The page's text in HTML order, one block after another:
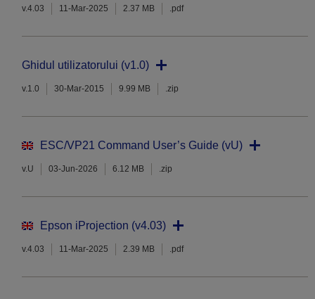
v.4.03 11-Mar-2025 2.37 MB .pdf
Ghidul utilizatorului (v1.0)
v.1.0 30-Mar-2015 9.99 MB .zip
ESC/VP21 Command User’s Guide (vU)
v.U 03-Jun-2026 6.12 MB .zip
Epson iProjection (v4.03)
v.4.03 11-Mar-2025 2.39 MB .pdf